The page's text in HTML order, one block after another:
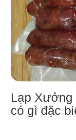
Lạp
có gì đặc